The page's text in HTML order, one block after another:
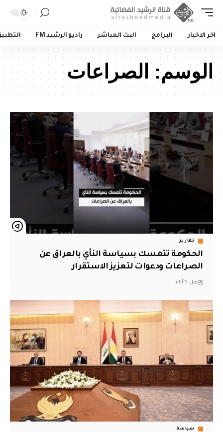
اخر الاخبار البرامج البث المباشر راديو الرشيد FM
الوسم: الصراعات
تقارير
الحكومة تتمسك بسياسة النأي بالعراق عن
الصراعات ودعوات لتعزيز الاستقرار
قبل 5 أيام
سياسة